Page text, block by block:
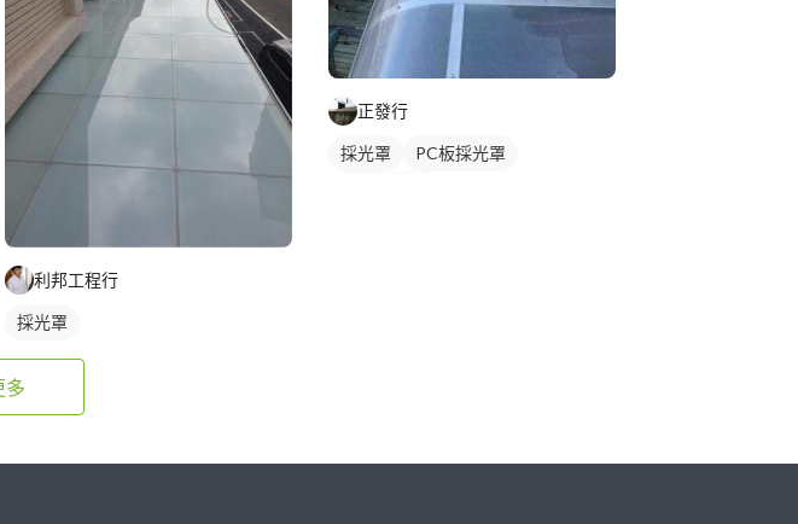
利邦工程行
採光罩
正發行
採光罩
PC板採光罩
多